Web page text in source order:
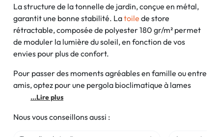
La structure de la tonnelle de jardin, conçue en métal,
garantit une bonne stabilité. Latoile de store
rétractable, composée de polyester 180 gr/m² permet
de moduler la lumière du soleil, en fonction de vos
envies pour plus de confort.
Pour passer des moments agréables en famille ou entre
amis, optez pour une pergola bioclimatique à lames
...Lire plus
Nous vous conseillons aussi :